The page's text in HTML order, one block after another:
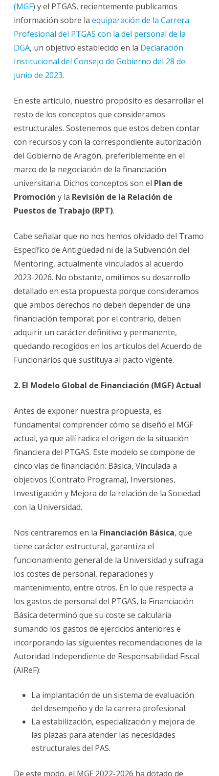
(MGF) y el PTGAS, recientemente publicamos
información sobre la equiparación de la Carrera
Profesional del PTGAS con la del personal de la
DGA, un objetivo establecido en la Declaración
Institucional del Consejo de Gobierno del 28 de
junio de 2023.
En este artículo, nuestro propósito es desarrollar el
resto de los conceptos que consideramos
estructurales. Sostenemos que estos deben contar
con recursos y con la correspondiente autorización
del Gobierno de Aragón, preferiblemente en el
marco de la negociación de la financiación
universitaria. Dichos conceptos son el Plan de
Promoción y la Revisión de la Relación de
Puestos de Trabajo (RPT).
Cabe señalar que no nos hemos olvidado del Tramo
Específico de Antigüedad ni de la Subvención del
Mentoring, actualmente vinculados al acuerdo
2023-2026. No obstante, omitimos su desarrollo
detallado en esta propuesta porque consideramos
que ambos derechos no deben depender de una
financiación temporal; por el contrario, deben
adquirir un carácter definitivo y permanente,
quedando recogidos en los artículos del Acuerdo de
Funcionarios que sustituya al pacto vigente.
2. El Modelo Global de Financiación (MGF) Actual
Antes de exponer nuestra propuesta, es
fundamental comprender cómo se diseñó el MGF
actual, ya que allí radica el origen de la situación
financiera del PTGAS. Este modelo se compone de
cinco vías de financiación: Básica, Vinculada a
objetivos (Contrato Programa), Inversiones,
Investigación y Mejora de la relación de la Sociedad
con la Universidad.
Nos centraremos en la Financiación Básica, que
tiene carácter estructural, garantiza el
funcionamiento general de la Universidad y sufraga
los costes de personal, reparaciones y
mantenimiento, entre otros. En lo que respecta a
los gastos de personal del PTGAS, la Financiación
Básica determinó que su coste se calcularía
sumando los gastos de ejercicios anteriores e
incorporando las siguientes recomendaciones de la
Autoridad Independiente de Responsabilidad Fiscal
(AIReF):
La implantación de un sistema de evaluación
del desempeño y de la carrera profesional.
La estabilización, especialización y mejora de
las plazas para atender las necesidades
estructurales del PAS.
De este modo, el MGF 2022-2026 ha dotado de